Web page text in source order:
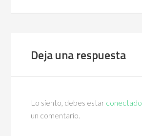
Deja una respuesta
Lo siento, debes estar conectado
un comentario.